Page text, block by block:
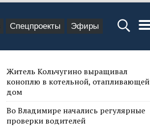
Спецпроекты Эфиры
Житель Кольчугино выращивал
коноплю в котельной, отапливающей
дом
Во Владимире начались регулярные
проверки водителей